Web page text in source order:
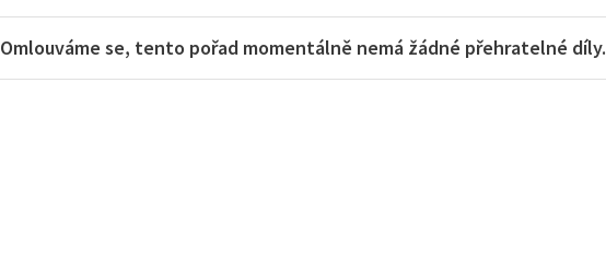
Omlouváme se, tento pořad momentálně nemá žádné přehratelné díly.